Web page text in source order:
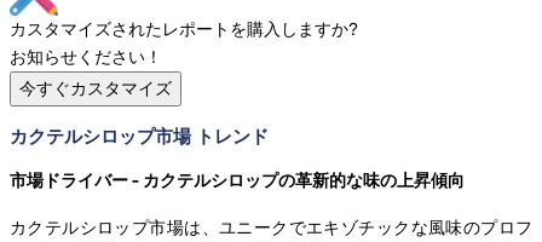
カスタマイズされたレポートを購入しますか?
お知らせください！
今すぐカスタマイズ
カクテルシロップ市場 トレンド
市場ドライバー - カクテルシロップの革新的な味の上昇傾向
カクテルシロップ市場は、ユニークでエキゾチックな風味のプロフ